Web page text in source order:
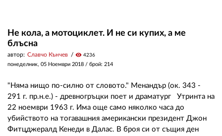
Не кола, а мотоциклет. И не си купих, а ме
блъсна
автор: Славчо Кънчев visibility 4236
понеделник, 05 Ноември 2018 / брой: 214
"Няма нищо по-силно от словото." Менандър (ок. 343 -
291 г. пр.н.е.) - древногръцки поет и драматург Утринта на
22 ноември 1963 г. Има още само няколко часа до
убийството на тогавашния американски президент Джон
Фитцджералд Кенеди в Далас. В броя си от същия ден